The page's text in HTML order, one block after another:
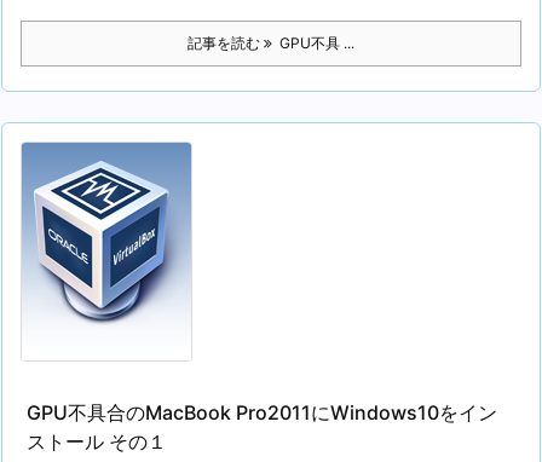
記事を読む GPU不具 ...
GPU不具合のMacBook Pro2011にWindows10をイン
ストール その１